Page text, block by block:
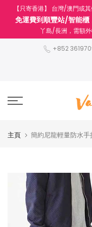
【只寄香港】 台灣/澳門或
免運費到順豐站/智能櫃
丫島/長洲，需額
+852
主頁 簡約尼龍輕量防水